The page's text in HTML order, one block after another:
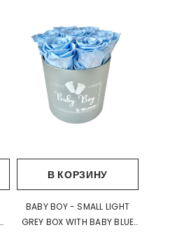
В КОРЗИНУ
BABY BOY - SMALL LIGHT
GREY BOX WITH BABY BLUE